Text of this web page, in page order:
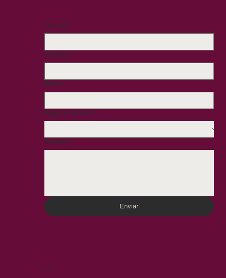
Nombre *
Apellidos *
Email *
Elige un servicio *
Mensaje *
Enviar
Menu